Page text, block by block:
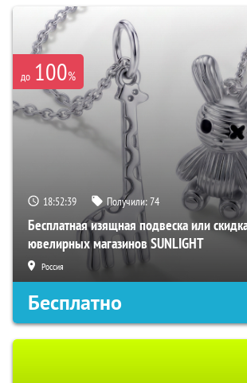
до 100%
18:52:39 Получили:74
Бесплатная изящная подвеска или
ювелирных магазинов SUNLIGHT
Россия
Бесплатно